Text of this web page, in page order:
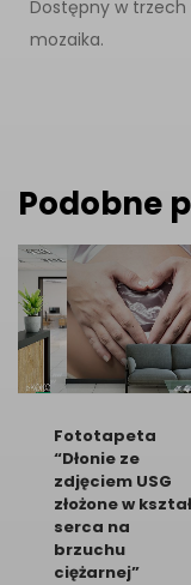
Dostępny w
mozaika.
Podobne
Fototapeta
“Dłonie ze
zdjęciem USG
złożone w
serca na
brzuchu
ciężarnej”